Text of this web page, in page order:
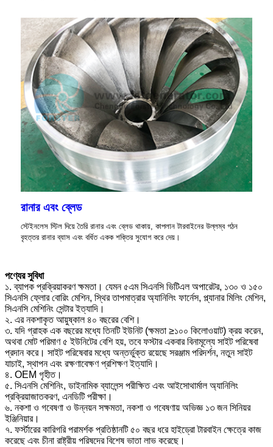
রানার এবং ব্লেড
স্টেইনলেস স্টিল দিয়ে তৈরি রানার এবং ব্লেড থাকায়, কাপলান টারবাইনের উল্লম্ব গঠন
বৃহত্তর রানার ব্যাস এবং বর্ধিত একক শক্তির সুযোগ করে দেয়।
পণ্যের সুবিধা
১. ব্যাপক প্রক্রিয়াকরণ ক্ষমতা। যেমন ৫এম সিএনসি ভিটিএল অপারেটর, ১৩০ ও ১৫০
সিএনসি ফ্লোর বোরিং মেশিন, স্থির তাপমাত্রার অ্যানিলিং ফার্নেস, প্ল্যানার মিলিং মেশিন,
সিএনসি মেশিনিং সেন্টার ইত্যাদি।
২. এর নকশাকৃত আয়ুষ্কাল ৪০ বছরের বেশি।
৩. যদি গ্রাহক এক বছরের মধ্যে তিনটি ইউনিট (ক্ষমতা ≥১০০ কিলোওয়াট) ক্রয় করেন,
অথবা মোট পরিমাণ ৫ ইউনিটের বেশি হয়, তবে ফস্টার একবার বিনামূল্যে সাইট পরিষেবা
প্রদান করে। সাইট পরিষেবার মধ্যে অন্তর্ভুক্ত রয়েছে সরঞ্জাম পরিদর্শন, নতুন সাইট
যাচাই, স্থাপন এবং রক্ষণাবেক্ষণ প্রশিক্ষণ ইত্যাদি।
৪. OEM গৃহীত।
৫. সিএনসি মেশিনিং, ডাইনামিক ব্যালেন্স পরীক্ষিত এবং আইসোথার্মাল অ্যানিলিং
প্রক্রিয়াজাতকরণ, এনডিটি পরীক্ষা।
৬. নকশা ও গবেষণা ও উন্নয়ন সক্ষমতা, নকশা ও গবেষণায় অভিজ্ঞ ১৩ জন সিনিয়র
ইঞ্জিনিয়ার।
৭. ফর্স্টারের কারিগরি পরামর্শক প্রতিষ্ঠানটি ৫০ বছর ধরে হাইড্রো টারবাইন ক্ষেত্রে কাজ
করেছে এবং চীনা রাষ্ট্রীয় পরিষদের বিশেষ ভাতা লাভ করেছে।